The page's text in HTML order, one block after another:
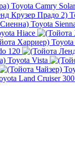
Toyota Camry
Toyota
Hiace
120
Toyota Vista
Land Cruiser 300